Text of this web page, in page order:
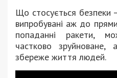
Що стосується безпеки
випробувані аж до
попаданні ракети,
частково
збереже життя людей.